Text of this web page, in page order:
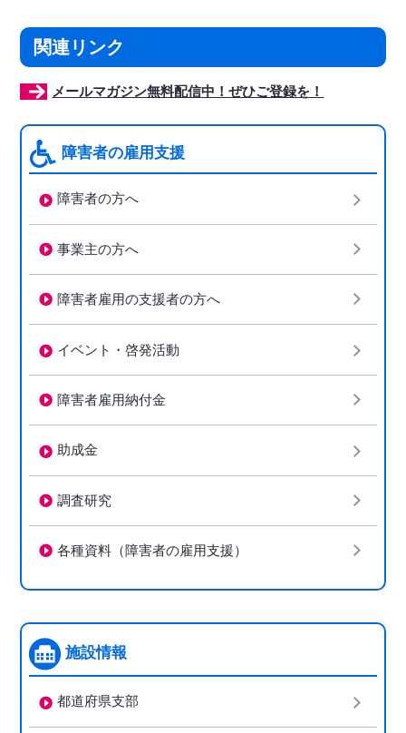
関連リンク
メールマガジン無料配信中！ぜひご登録を！
障害者の雇用支援
障害者の方へ
事業主の方へ
障害者雇用の支援者の方へ
イベント・啓発活動
障害者雇用納付金
助成金
調査研究
各種資料（障害者の雇用支援）
施設情報
都道府県支部